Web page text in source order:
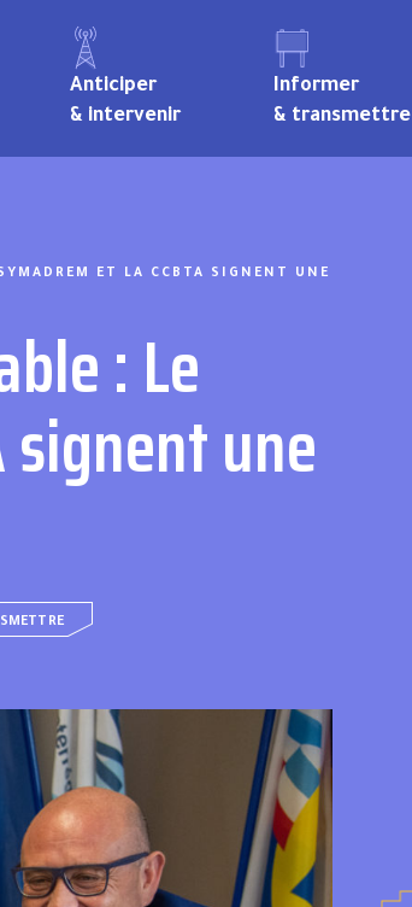
Anticiper
& intervenir
Informer
& transmettre
ET LA CCBTA SIGNENT UNE
: Le
signent une